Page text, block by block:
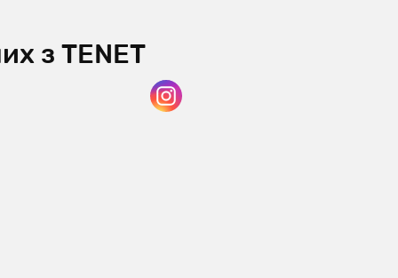
з TENET